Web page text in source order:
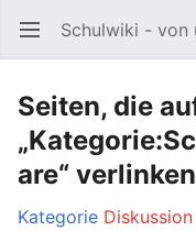
Hauptmenü öffnen Schulwiki - von
Seiten, die
are“ verlinken
Kategorie Diskussion